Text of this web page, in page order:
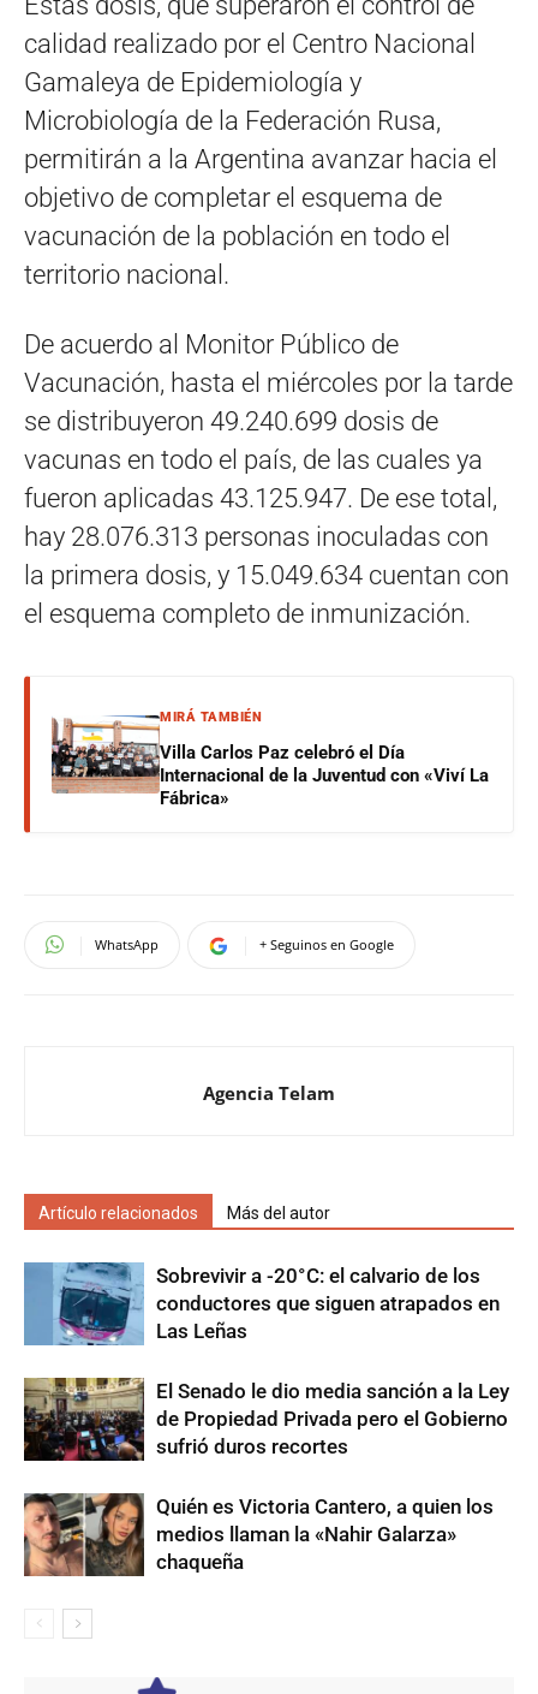
calidad realizado por el Centro Nacional
Gamaleya de Epidemiología y
Microbiología de la Federación Rusa,
permitirán a la Argentina avanzar hacia el
objetivo de completar el esquema de
vacunación de la población en todo el
territorio nacional.
De acuerdo al Monitor Público de
Vacunación, hasta el miércoles por la tarde
se distribuyeron 49.240.699 dosis de
vacunas en todo el país, de las cuales ya
fueron aplicadas 43.125.947. De ese total,
hay 28.076.313 personas inoculadas con
la primera dosis, y 15.049.634 cuentan con
el esquema completo de inmunización.
MIRÁ TAMBIÉN
Villa Carlos Paz celebró el Día
Internacional de la Juventud con «Viví La
Fábrica»
WhatsApp + Seguinos en Google
Agencia Telam
Artículo relacionados Más del autor
Sobrevivir a -20°C: el calvario de los
conductores que siguen atrapados en
Las Leñas
El Senado le dio media sanción a la Ley
de Propiedad Privada pero el Gobierno
sufrió duros recortes
Quién es Victoria Cantero, a quien los
medios llaman la «Nahir Galarza»
chaqueña